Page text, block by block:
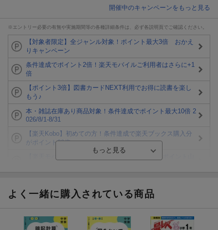
開催中のキャンペーンをもっと見る
※エントリー必要の有無や実施期間等の各種詳細条件は、必ず各説明頁でご確認ください。
【対象者限定】全ジャンル対象！ポイント最大3倍 おかえ
りキャンペーン
条件達成でポイント2倍！楽天モバイルご利用者はさらに+1
倍
【ポイント3倍】図書カードNEXT利用でお得に読書を楽し
もう♪
本・雑誌在庫あり商品対象！条件達成でポイント最大10倍 2
026/8/1-8/31
【楽天Kobo】初めての方！条件達成で楽天ブックス購入分
がポイント20倍
ト山分け
エントリー＆3,000円以上購入で無料データSIM（3GB/月プ
よく一緒に購入されている商品